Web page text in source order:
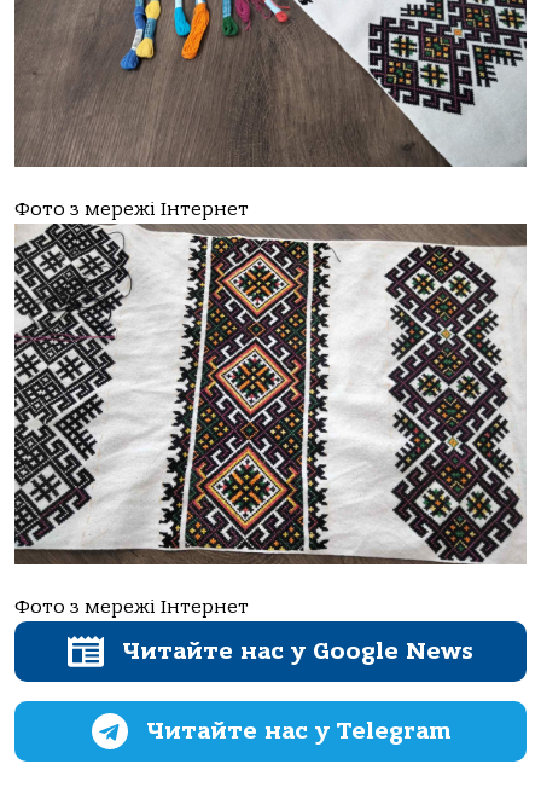
Фото з мережі Інтернет
Фото з мережі Інтернет
Читайте нас у Google News
Читайте нас у Telegram